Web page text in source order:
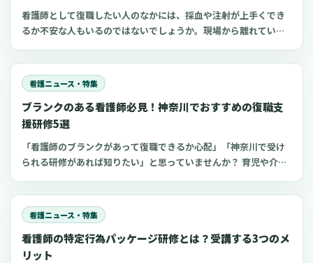
看護師として復職したい人のなかには、採血や注射が上手くでき
るか不安な人もいるのではないでしょうか。現場から離れている
せん。 看護師の復職支援研修で学びと実践を深めれば、ブランク
があっても自信を持って復職できます。 今回は、採血研修も受け
られる東京都のおすすめセミナーをご紹介します。
看護ニュース・特集
ブランクのある看護師必見！神奈川でおすすめの復職支
援研修5選
「看護師のブランクがあって復職できるか心配」「神奈川で受け
られる研修があれば知りたい」と思っていませんか？ 育児や介護
術に不安を抱きやすいもの。 しかし、厚生労働省などはブランク
看護師の復職支援に力を入れているため、研修などを活用するこ
とでスムーズに復職できます。 今回は、神奈川でおすすめのブラ
ンク看護師向け復職支援研修をご紹介します。
看護ニュース・特集
看護師の特定行為パッケージ研修とは？受講する3つのメ
リット